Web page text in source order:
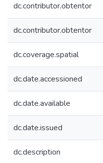
dc.contributor.obtentor
dc.contributor.obtentor
dc.coverage.spatial
dc.date.accessioned
dc.date.available
dc.date.issued
dc.description